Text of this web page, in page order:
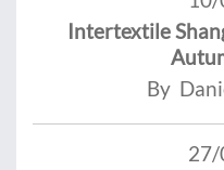
Intertextile
By